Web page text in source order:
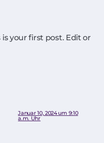
your first post. Edit or
Januar 10, 2024 um 9:10
a.m. Uhr